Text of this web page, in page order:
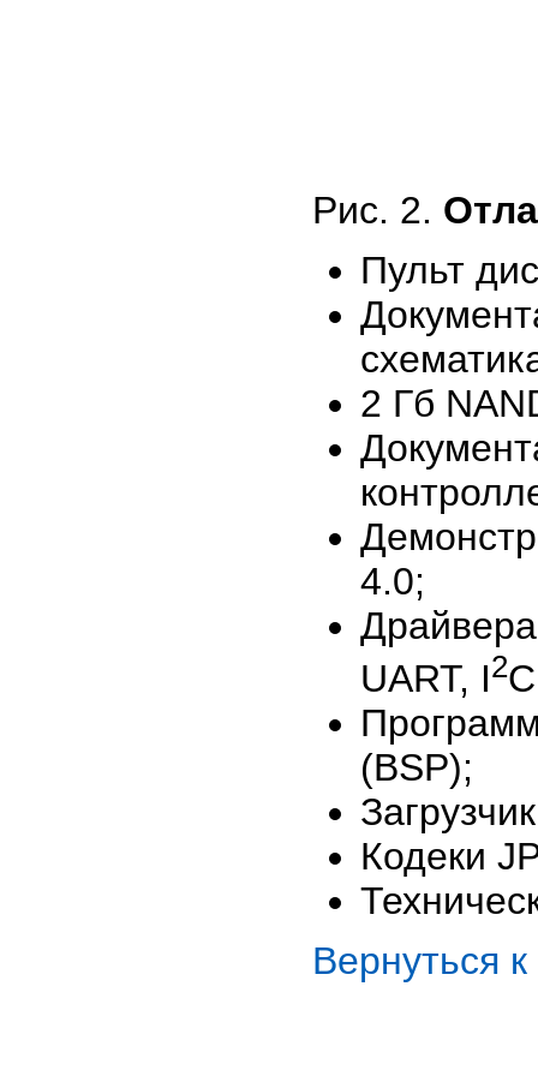
Рис. 2.
Пульт
2 Гб
4.0;
UART, I2
(BSP);
Кодеки
Вернуться